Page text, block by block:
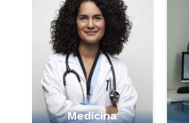
Medicina